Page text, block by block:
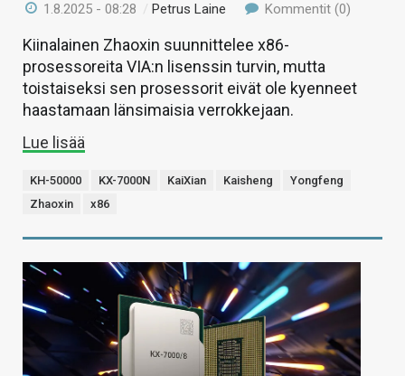
1.8.2025 - 08:28 /Petrus Laine Kommentit (0)
Kiinalainen Zhaoxin suunnittelee x86-
prosessoreita VIA:n lisenssin turvin, mutta
toistaiseksi sen prosessorit eivät ole kyenneet
haastamaan länsimaisia verrokkejaan.
Lue lisää
KH-50000 KX-7000N KaiXian Kaisheng
Yongfeng
Zhaoxin
x86